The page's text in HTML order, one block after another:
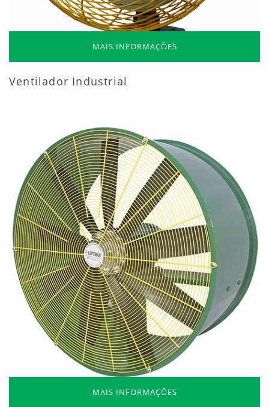
MAIS INFORMAÇÕES
Ventilador Industrial
MAIS INFORMAÇÕES